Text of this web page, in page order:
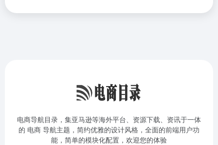
电商导航目录，集亚马逊等海外平台、资源下载、资讯于一体
的 电商 导航主题，简约优雅的设计风格，全面的前端用户功
能，简单的模块化配置，欢迎您的体验